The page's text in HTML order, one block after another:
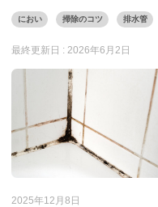
におい 掃除のコツ 排水管
最終更新日 : 2026年6月2日
2025年12月8日